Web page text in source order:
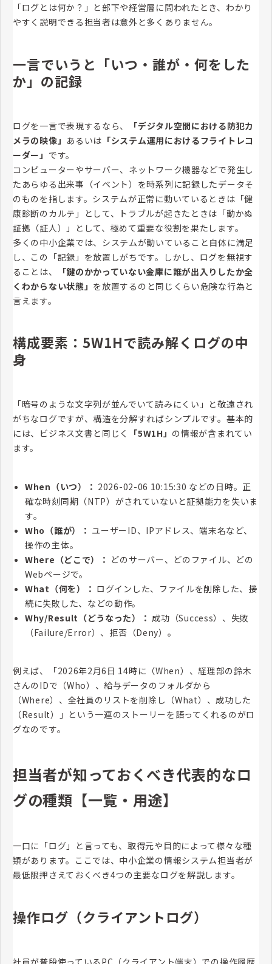
「ログとは何か？」と部下や経営層に問われたとき、わかり
やすく説明できる担当者は意外と多くありません。
一言でいうと「いつ・誰が・何をした
か」の記録
ログを一言で表現するなら、
「デジタル空間における防犯カ
メラの映像」 あるいは 「システム運用におけるフライトレコ
ーダー」 です。
コンピューターやサーバー、ネットワーク機器などで発生し
たあらゆる出来事（イベント）を時系列に記録したデータそ
のものを指します。システムが正常に動いているときは「健
康診断のカルテ」として、トラブルが起きたときは「動かぬ
証拠（証人）」として、極めて重要な役割を果たします。
多くの中小企業では、システムが動いていること自体に満足
し、この「記録」を放置しがちです。しかし、ログを無視す
ることは、
「鍵のかかっていない金庫に誰が出入りしたか全
くわからない状態」 を放置するのと同じくらい危険な行為と
言えます。
構成要素：5W1Hで読み解くログの中
身
「暗号のような文字列が並んでいて読みにくい」と敬遠され
がちなログですが、構造を分解すればシンプルです。基本的
には、ビジネス文書と同じく
「5W1H」 の情報が含まれてい
ます。
When（いつ）： 2026-02-06 10:15:30 などの日時。正
確な時刻同期（NTP）がされていないと証拠能力を失いま
す。
Who（誰が）： ユーザーID、IPアドレス、端末名など、
操作の主体。
Where（どこで）： どのサーバー、どのファイル、どの
Webページで。
What（何を）： ログインした、ファイルを削除した、接
続に失敗した、などの動作。
Why/Result（どうなった）： 成功（Success）、失敗
（Failure/Error）、拒否（Deny）。
例えば、「2026年2月6日 14時に（When）、経理部の鈴木
さんのIDで（Who）、給与データのフォルダから
（Where）、全社員のリストを削除し（What）、成功した
（Result）」という一連のストーリーを語ってくれるのがロ
グなのです。
担当者が知っておくべき代表的なロ
グの種類【一覧・用途】
一口に「ログ」と言っても、取得元や目的によって様々な種
類があります。ここでは、中小企業の情報システム担当者が
最低限押さえておくべき4つの主要なログを解説します。
操作ログ（クライアントログ）
社員が普段使っているPC（クライアント端末）での操作履歴